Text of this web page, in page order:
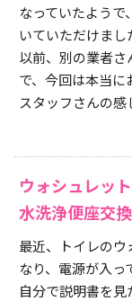
なっていたよう
いていただけまし
以前、別の業者さ
で、今回は本当に
スタッフさんの感
ウォシュレッ
水洗浄便座交
最近、トイレのウ
なり、電源が入っ
自分で説明書を